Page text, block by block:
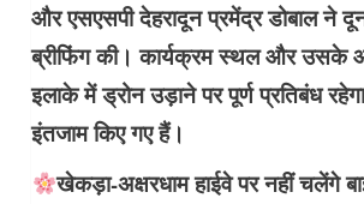
और एसएसपी देहरादून प्रमेंद्र डोबाल ने
ब्रीफिंग की। कार्यक्रम स्थल और उसके
इलाके में ड्रोन उड़ाने पर पूर्ण प्रतिबंध
इंतजाम किए गए हैं।
खेकड़ा-अक्षरधाम हाईवे पर नहीं चलेंगे